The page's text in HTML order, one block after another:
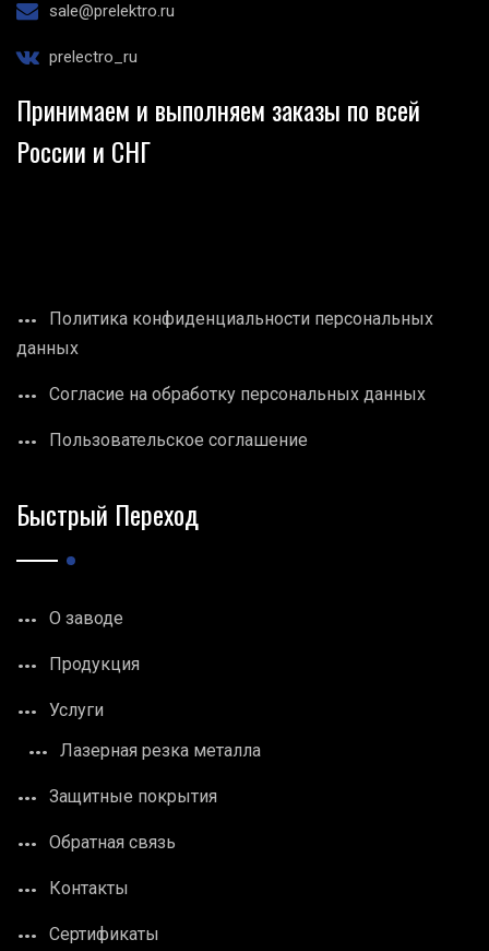
sale@prelektro.ru
prelectro_ru
Принимаем и выполняем заказы по всей
России и СНГ
Политика конфиденциальности персональных
данных
Согласие на обработку персональных данных
Пользовательское соглашение
Быстрый Переход
О заводе
Продукция
Услуги
Лазерная резка металла
Защитные покрытия
Обратная связь
Контакты
Сертификаты